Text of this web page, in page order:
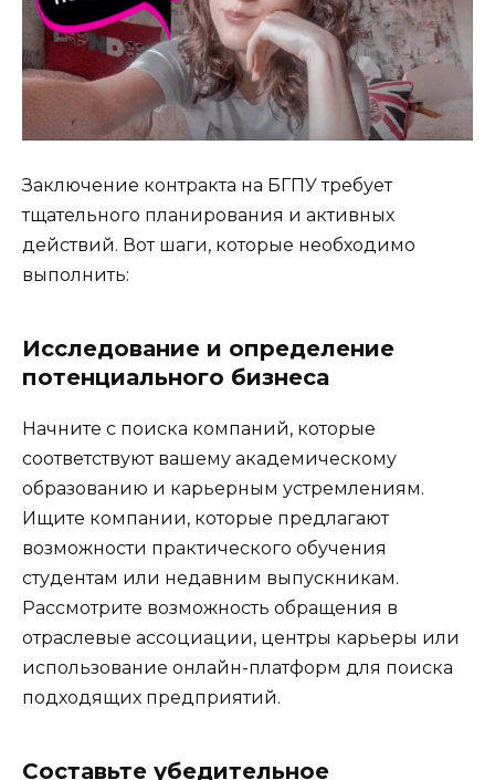
Заключение контракта на БГПУ требует
тщательного планирования и активных
действий. Вот шаги, которые необходимо
выполнить:
Исследование и определение
потенциального бизнеса
Начните с поиска компаний, которые
соответствуют вашему академическому
образованию и карьерным устремлениям.
Ищите компании, которые предлагают
возможности практического обучения
студентам или недавним выпускникам.
Рассмотрите возможность обращения в
отраслевые ассоциации, центры карьеры или
использование онлайн-платформ для поиска
подходящих предприятий.
Составьте убедительное